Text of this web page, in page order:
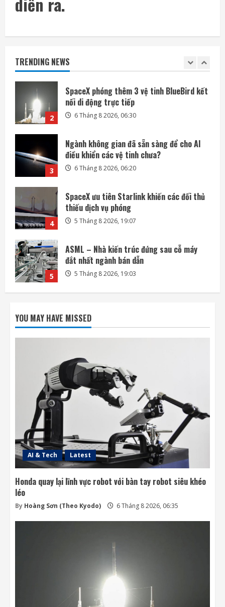
TRENDING NEWS
1
2
SpaceX phóng thêm 3 vệ tinh BlueBird kết
3
Ngành không gian đã sẵn sàng để cho AI
điều khiển các vệ tinh chưa?
6 Tháng 8 2026, 06:20
4
SpaceX ưu tiên Starlink khiến các đối thủ
thiếu dịch vụ phóng
5 Tháng 8 2026, 19:07
5
ASML – Nhà kiến trúc đứng sau cỗ máy
đắt nhất ngành bán dẫn
5 Tháng 8 2026, 19:03
1
Honda quay lại lĩnh vực robot với bàn tay
robot siêu khéo léo
6 Tháng 8 2026, 06:35
2
nối di động trực tiếp
6 Tháng 8 2026, 06:30
3
Ngành không gian đã sẵn sàng để cho AI
điều khiển các vệ tinh chưa?
6 Tháng 8 2026, 06:20
4
SpaceX ưu tiên Starlink khiến các đối thủ
thiếu dịch vụ phóng
5 Tháng 8 2026, 19:07
YOU MAY HAVE MISSED
AI & Tech Latest
Honda quay lại lĩnh vực robot với bàn tay robot siêu khéo
léo
By Hoàng Sơn (Theo Kyodo) 6 Tháng 8 2026, 06:35